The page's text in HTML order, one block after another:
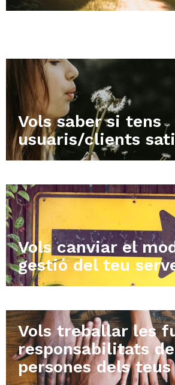
Vols saber si tens
usuaris/clients
Vols canviar el
gestió del teu
Vols treballar les
responsabilitats
persones dels teus